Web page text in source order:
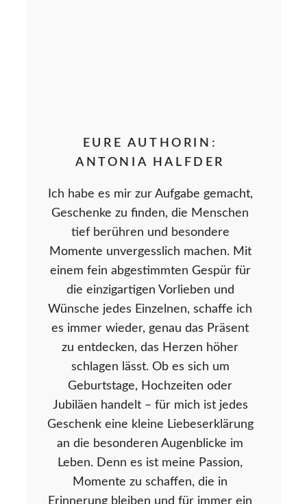
EURE AUTHORIN:
ANTONIA HALFDER
Ich habe es mir zur Aufgabe gemacht,
Geschenke zu finden, die Menschen
tief berühren und besondere
Momente unvergesslich machen. Mit
einem fein abgestimmten Gespür für
die einzigartigen Vorlieben und
Wünsche jedes Einzelnen, schaffe ich
es immer wieder, genau das Präsent
zu entdecken, das Herzen höher
schlagen lässt. Ob es sich um
Geburtstage, Hochzeiten oder
Jubiläen handelt – für mich ist jedes
Geschenk eine kleine Liebeserklärung
an die besonderen Augenblicke im
Leben. Denn es ist meine Passion,
Momente zu schaffen, die in
Erinnerung bleiben und für immer ein